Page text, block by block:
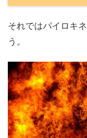
それではパイロキ
う。